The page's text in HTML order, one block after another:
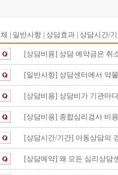
일반사항 상담효과 상담시간/
[상담비용] 상담 예약금은 취
[일반사항] 상담센터에서 약
[상담비용] 상담비가 기관마
[상담비용] 종합심리검사 비
[상담시간/기간] 아동상담의
[상담예약] 왜 모든 심리상담